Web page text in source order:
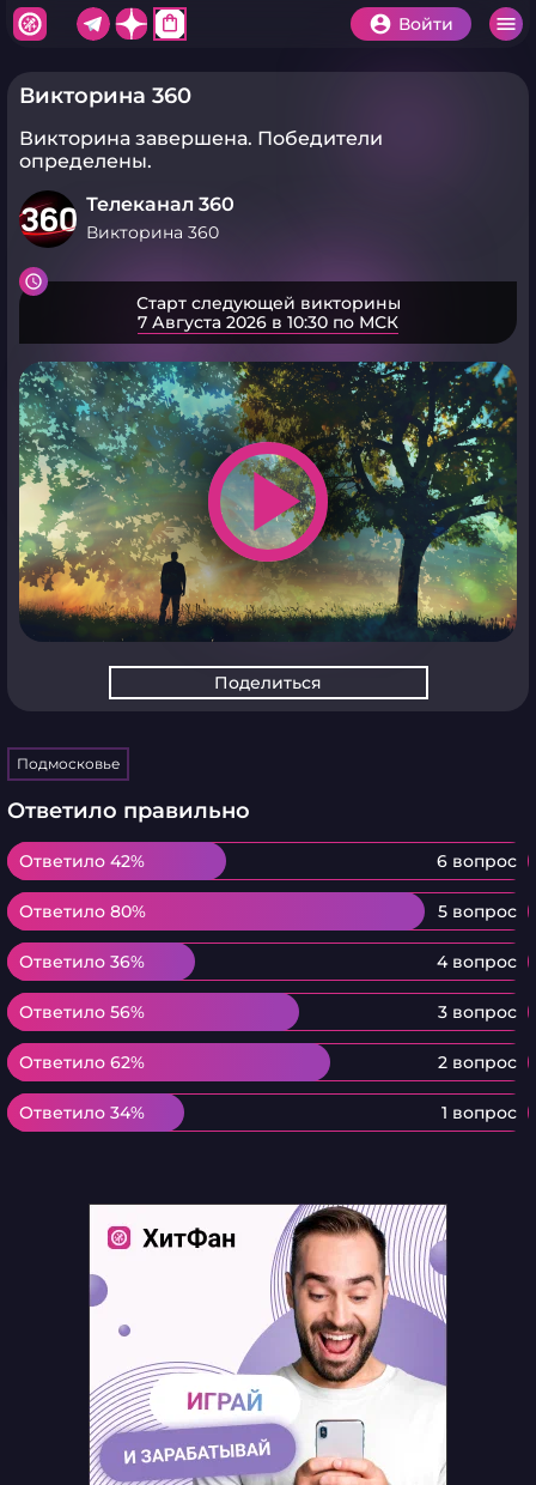
shopping_bag Войти
Викторина 360
Викторина завершена. Победители
определены.
Телеканал 360
Викторина 360
Старт следующей викторины
7 Августа 2026 в 10:30 по МСК
play_arrow
Поделиться
Подмосковье
Ответило правильно
Ответило 42% 6 вопрос
Ответило 42%
Ответило 80% 5 вопрос
Ответило 80%
Ответило 36% 4 вопрос
Ответило 36%
Ответило 56% 3 вопрос
Ответило 56%
Ответило 62% 2 вопрос
Ответило 62%
Ответило 34% 1 вопрос
Ответило 34%